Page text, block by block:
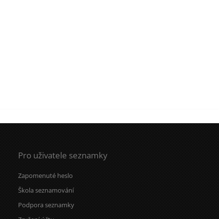
Pro uživatele seznamky
Zapomenuté heslo
Škola seznamování
Podpora seznamky